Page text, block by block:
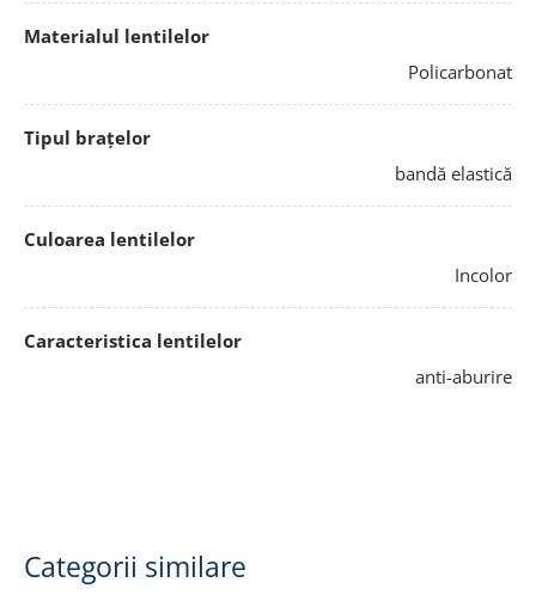
Materialul lentilelor
Policarbonat
Tipul brațelor
bandă elastică
Culoarea lentilelor
Incolor
Caracteristica lentilelor
anti-aburire
Categorii similare